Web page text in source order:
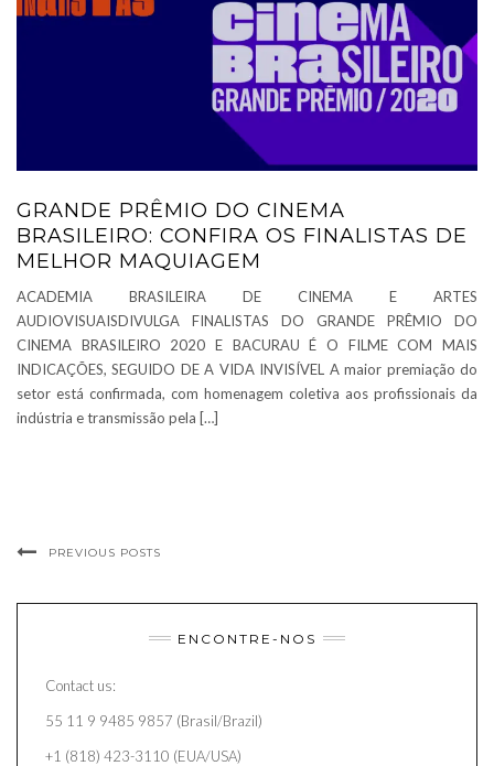
GRANDE PRÊMIO DO CINEMA
BRASILEIRO: CONFIRA OS FINALISTAS DE
MELHOR MAQUIAGEM
ACADEMIA BRASILEIRA DE CINEMA E ARTES
AUDIOVISUAISDIVULGA FINALISTAS DO GRANDE PRÊMIO DO
CINEMA BRASILEIRO 2020 E BACURAU É O FILME COM MAIS
INDICAÇÕES, SEGUIDO DE A VIDA INVISÍVEL A maior premiação do
setor está confirmada, com homenagem coletiva aos profissionais da
indústria e transmissão pela […]
PREVIOUS POSTS
ENCONTRE-NOS
Contact us:
55 11 9 9485 9857 (Brasil/Brazil)
+1 (818) 423-3110 (EUA/USA)